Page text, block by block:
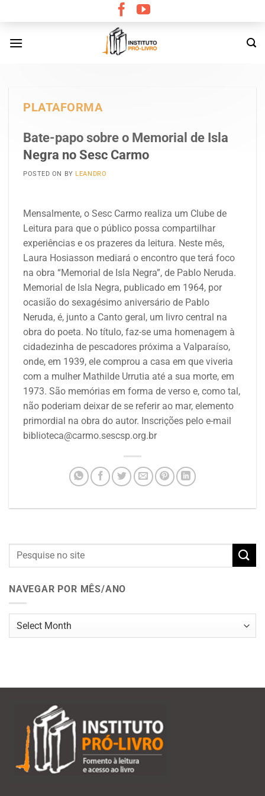
content
PLATAFORMA
Bate-papo sobre o Memorial de Isla
Negra no Sesc Carmo
POSTED ON BY LEANDRO
Mensalmente, o Sesc Carmo realiza um Clube de
Leitura para que o público possa compartilhar
experiências e os prazeres da leitura. Neste mês,
Laura Hosiasson mediará o encontro que terá foco
na obra “Memorial de Isla Negra”, de Pablo Neruda.
Memorial de Isla Negra, publicado em 1964, por
ocasião do sexagésimo aniversário de Pablo
Neruda, é, junto a Canto geral, um livro central na
obra do poeta. No título, faz-se uma homenagem à
cidadezinha de pescadores próxima a Valparaíso,
onde, em 1939, ele comprou a casa em que viveria
com a mulher Mathilde Urrutia até a sua morte, em
1973. São memórias em forma de verso e, como tal,
não poderiam deixar de se referir ao mar, elemento
primordial na obra do autor. Inscrições pelo e-mail
biblioteca@carmo.sescsp.org.br
NAVEGAR POR MÊS/ANO
Navegar